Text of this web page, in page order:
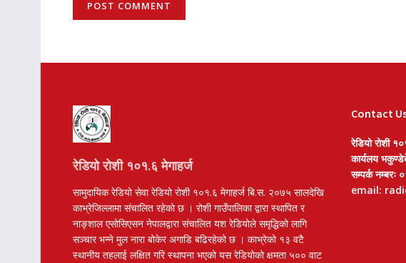
रेडियो रोशी १०१.६ मेगाहर्ज
सामुदायिक रेडियो सेवा रेडियो रोशी १०१.६ मेगाहर्ज बि.स. २०७५ सालदेखि
काभ्रेजिल्लामा संचालित रहेको छ । रोशी गाउँपालिका द्वारा स्थापित र
नाङ्शाल एसोसिएसन नेपालद्वारा संचालित यश रेडियोले समृद्धिको लागि
सञ्चार भन्ने मुल नारा बोकेर अगाडि बढिरहेको छ । काभ्रेको १३ वटै
स्थानीय तहलाई लक्षित गरि स्थापना भएको यस रेडियोको क्षमता ५०० वाट
Contact
रेडियो रोशी
कार्यलय
सम्पर्क नम्बरः
email: